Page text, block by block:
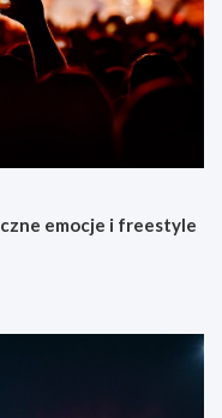
emocje i freestyle